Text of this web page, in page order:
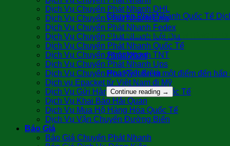
Dịch Vụ Chuyển Phát Nhanh DHL
Dịch Vụ Chuyển Phát Nhanh Ems
Dịch Vụ Chuyển Phát Nhanh Fedex
Dịch Vụ Chuyển Phát Nhanh Nội Địa
Dịch Vụ Chuyển Phát Nhanh Quốc Tế
Dịch Vụ Chuyển Phát Nhanh TNT
Dịch Vụ Chuyển Phát Nhanh Ups
Dịch Vụ Chuyển Phát Tiết Kiệm
Dịch vụ Epacket từ Việt Nam đi Mỹ
Dịch Vụ Gửi Hàng Cá Nhân Đi Quốc Tế
Dịch Vụ Khai Báo Hải Quan
Dịch Vụ Mua Hộ Hàng Hóa Quốc Tế
Dịch Vụ Vận Chuyển Đường Biển
Báo Giá
Báo Giá Chuyển Phát Nhanh
Chuyển Phát Nhanh Quốc Tế
QUY TRÌNH VẬN CHUYỂN HÀNG LẺ
26/04/2024
Hoa Kỳ luôn là một điểm đến
Continue reading →